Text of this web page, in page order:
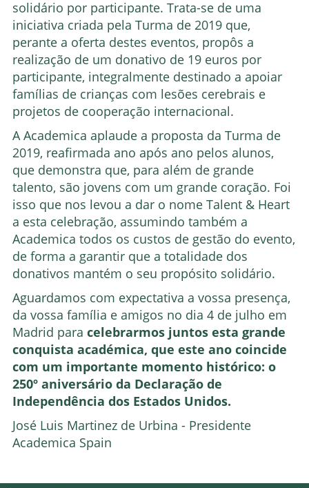
solidário por participante. Trata-se de uma
iniciativa criada pela Turma de 2019 que,
perante a oferta destes eventos, propôs a
realização de um donativo de 19 euros por
participante, integralmente destinado a apoiar
famílias de crianças com lesões cerebrais e
projetos de cooperação internacional.
A Academica aplaude a proposta da Turma de
2019, reafirmada ano após ano pelos alunos,
que demonstra que, para além de grande
talento, são jovens com um grande coração. Foi
isso que nos levou a dar o nome Talent & Heart
a esta celebração, assumindo também a
Academica todos os custos de gestão do evento,
de forma a garantir que a totalidade dos
donativos mantém o seu propósito solidário.
Aguardamos com expectativa a vossa presença,
da vossa família e amigos no dia 4 de julho em
Madrid para celebrarmos juntos esta grande
conquista académica, que este ano coincide
com um importante momento histórico: o
250º aniversário da Declaração de
Independência dos Estados Unidos.
José Luis Martinez de Urbina - Presidente
Academica Spain